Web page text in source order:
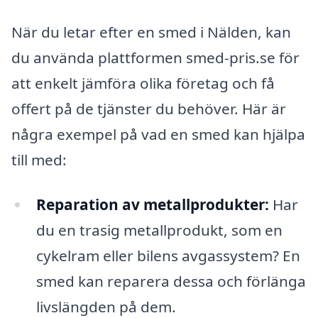
När du letar efter en smed i Nälden, kan
du använda plattformen smed-pris.se för
att enkelt jämföra olika företag och få
offert på de tjänster du behöver. Här är
några exempel på vad en smed kan hjälpa
till med:
Reparation av metallprodukter: Har
du en trasig metallprodukt, som en
cykelram eller bilens avgassystem? En
smed kan reparera dessa och förlänga
livslängden på dem.